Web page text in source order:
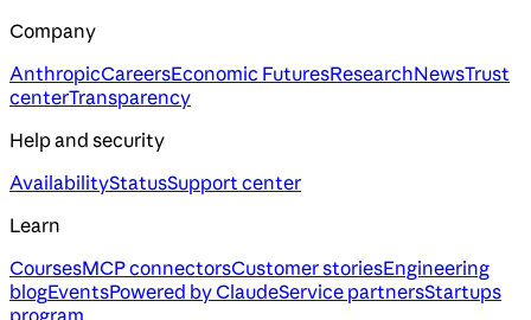
Company
AnthropicCareersEconomic FuturesResearchNewsTrust
centerTransparency
Help and security
AvailabilityStatusSupport center
Learn
CoursesMCP connectorsCustomer storiesEngineering
blogEventsPowered by ClaudeService partnersStartups
program